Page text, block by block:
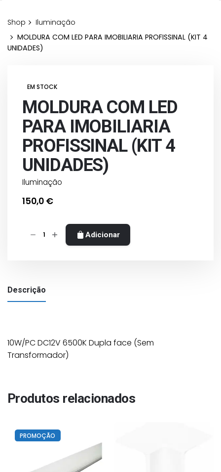
Shop
Iluminação
MOLDURA COM LED PARA IMOBILIARIA PROFISSINAL (KIT 4
UNIDADES)
EM STOCK
MOLDURA COM LED
PARA IMOBILIARIA
PROFISSINAL (KIT 4
UNIDADES)
Iluminação
150,0 €
Quantidade
PARA
IMOBILIARIA
4
UNIDADES)
Adicionar
Descrição
10W/PC DC12V 6500K Dupla face (Sem
Transformador)
Produtos relacionados
PROMOÇÃO